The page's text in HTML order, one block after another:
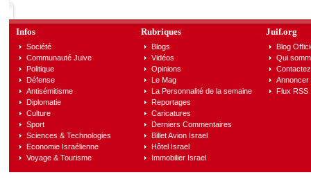
Infos
Société
Communauté Juive
Politique
Défense
Antisémitisme
Diplomatie
Culture
Sport
Sciences & Technologies
Economie Israélienne
Voyage & Tourisme
Rubriques
Blogs
Vidéos
Opinions
Le Mag
La Personnalité de la semaine
Reportages
Caricatures
Derniers Commentaires
Billet Avion Israel
Hôtel Israel
Immobilier Israel
Juif.org
Blog
Qui
Annoncer
Flux RSS